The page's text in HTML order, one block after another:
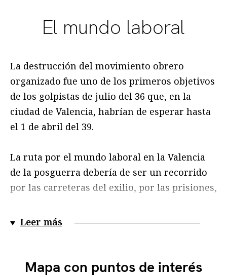
El mundo laboral
Leer más
La destrucción del movimiento obrero
organizado fue uno de los primeros objetivos
de los golpistas de julio del 36 que, en la
ciudad de Valencia, habrían de esperar hasta
el 1 de abril del 39.
La ruta por el mundo laboral en la Valencia
de la posguerra debería de ser un recorrido
por las carreteras del exilio, por las prisiones,
fusilados y sepultados los dirigentes obreros,
locales expoliados e incautados de los que se
Mapa con puntos de interés